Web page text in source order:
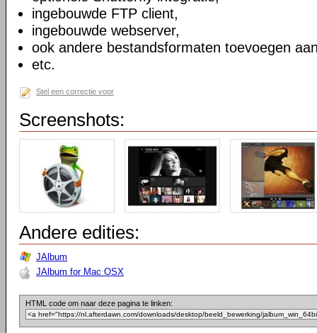
ingebouwde FTP client,
ingebouwde webserver,
ook andere bestandsformaten toevoegen
etc.
Stel een correctie voor
Screenshots:
Andere edities:
JAlbum
JAlbum for Mac OSX
HTML code om naar deze pagina te linken: